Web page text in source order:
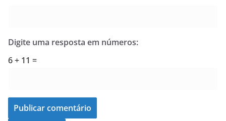
Digite uma resposta em números:
6 + 11 =